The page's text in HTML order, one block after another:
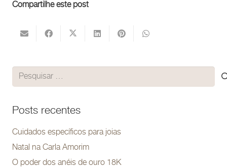
Compartilhe este post
Pesquisar
por:
Posts recentes
Cuidados específicos para joias
Natal na Carla Amorim
O poder dos anéis de ouro 18K